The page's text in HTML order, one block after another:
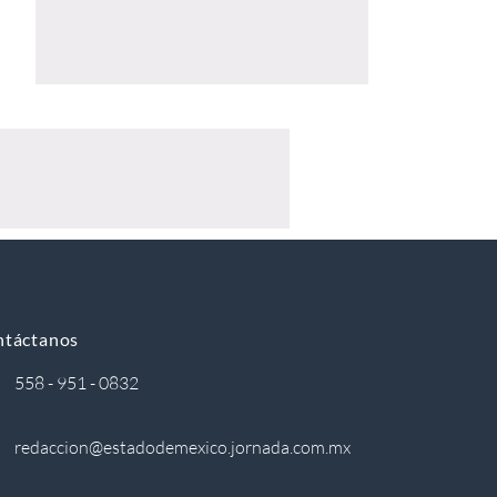
558 - 951 - 0832
redaccion@estadodemexico.jornada.com.mx